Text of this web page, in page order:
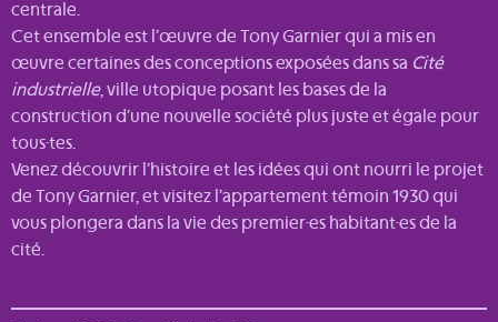
centrale.
Cet ensemble est l’œuvre de Tony Garnier qui a mis en
œuvre certaines des conceptions exposées dans sa Cité
industrielle, ville utopique posant les bases de la
construction d’une nouvelle société plus juste et égale pour
tous·tes.
Venez découvrir l’histoire et les idées qui ont nourri le projet
de Tony Garnier, et visitez l’appartement témoin 1930 qui
vous plongera dans la vie des premier·es habitant·es de la
cité.